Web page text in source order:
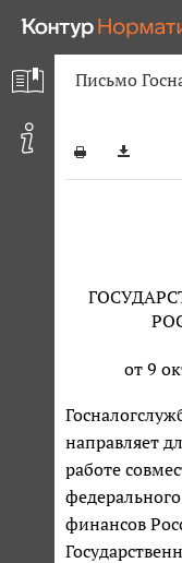
Письмо
от 9
направляет
работе
финансов